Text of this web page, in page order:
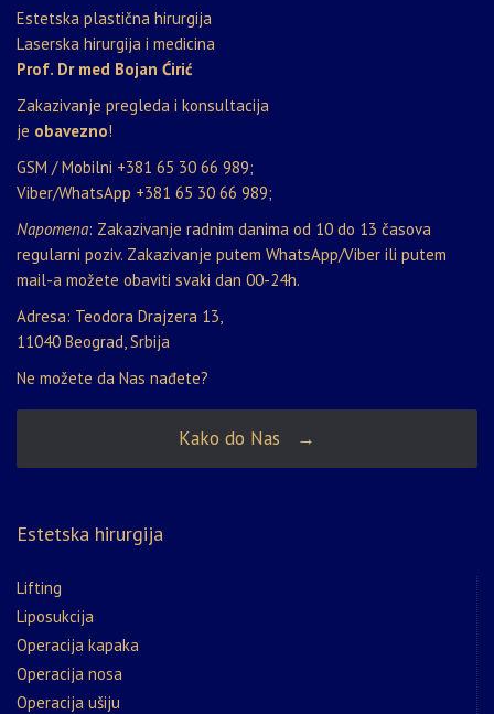
Estetska plastična hirurgija
Laserska hirurgija i medicina
Prof. Dr med Bojan Ćirić
Zakazivanje pregleda i konsultacija
je obavezno!
GSM / Mobilni +381 65 30 66 989;
Viber/WhatsApp +381 65 30 66 989;
Napomena: Zakazivanje radnim danima od 10 do 13 časova
regularni poziv. Zakazivanje putem WhatsApp/Viber ili putem
mail-a možete obaviti svaki dan 00-24h.
Adresa: Teodora Drajzera 13,
11040 Beograd, Srbija
Ne možete da Nas nađete?
Kako do Nas →
Estetska hirurgija
Lifting
Liposukcija
Operacija kapaka
Operacija nosa
Operacija ušiju